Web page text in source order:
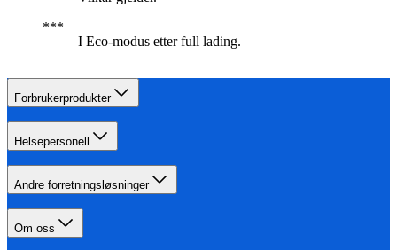
I Eco-modus etter full lading.
Forbrukerprodukter
Helsepersonell
Andre forretningsløsninger
Om oss